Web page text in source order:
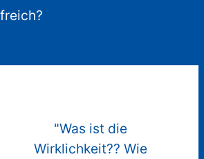
"Was ist die
Wirklichkeit?? Wie